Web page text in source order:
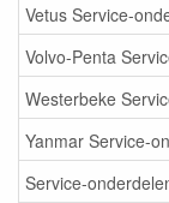
Vetus Service-
Volvo-Penta
Westerbeke
Yanmar Service-
Service-